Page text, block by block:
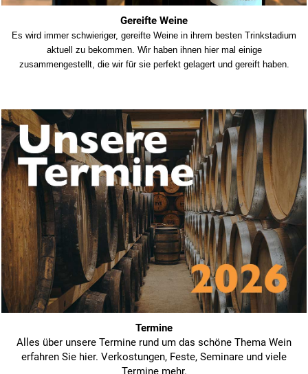
Gereifte Weine
Es wird immer schwieriger, gereifte Weine in ihrem besten Trinkstadium
aktuell zu bekommen. Wir haben ihnen hier mal einige
zusammengestellt, die wir für sie perfekt gelagert und gereift haben.
Termine
Alles über unsere Termine rund um das schöne Thema Wein
erfahren Sie hier. Verkostungen, Feste, Seminare und viele
Termine mehr.